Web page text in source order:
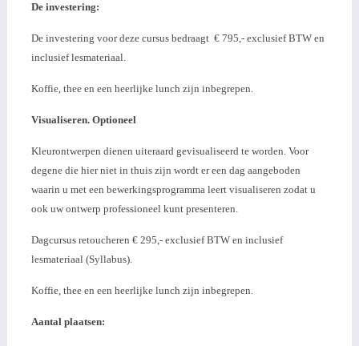
De investering:
De investering voor deze cursus bedraagt € 795,- exclusief BTW en
inclusief lesmateriaal.
Koffie, thee en een heerlijke lunch zijn inbegrepen.
Visualiseren. Optioneel
Kleurontwerpen dienen uiteraard gevisualiseerd te worden. Voor
degene die hier niet in thuis zijn wordt er een dag aangeboden
waarin u met een bewerkingsprogramma leert visualiseren zodat u
ook uw ontwerp professioneel kunt presenteren.
Dagcursus retoucheren € 295,- exclusief BTW en inclusief
lesmateriaal (Syllabus).
Koffie, thee en een heerlijke lunch zijn inbegrepen.
Aantal plaatsen: